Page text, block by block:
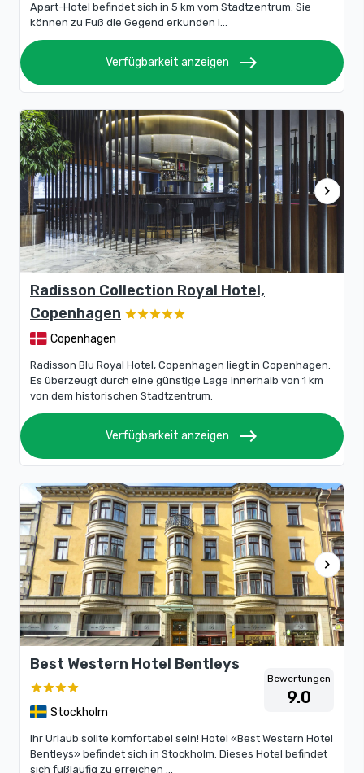
Apart-Hotel befindet sich in 5 km vom Stadtzentrum. Sie
können zu Fuß die Gegend erkunden i...
Verfügbarkeit anzeigen east
chevron_right
Radisson Collection Royal Hotel,
Copenhagen
Copenhagen
Radisson Blu Royal Hotel, Copenhagen liegt in Copenhagen.
Es überzeugt durch eine günstige Lage innerhalb von 1 km
von dem historischen Stadtzentrum.
Verfügbarkeit anzeigen east
chevron_right
Best Western Hotel Bentleys
Stockholm
Bewertungen
9.0
Ihr Urlaub sollte komfortabel sein! Hotel «Best Western Hotel
Bentleys» befindet sich in Stockholm. Dieses Hotel befindet
sich fußläufig zu erreichen ...